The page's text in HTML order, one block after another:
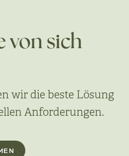
von sich
wir die beste Lösung
Anforderungen.